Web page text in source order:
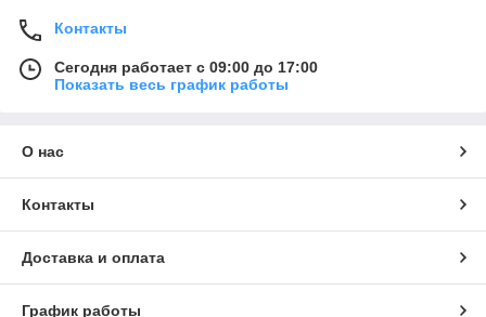
Контакты
Сегодня работает с 09:00 до 17:00
Показать весь график работы
О нас
Контакты
Доставка и оплата
График работы